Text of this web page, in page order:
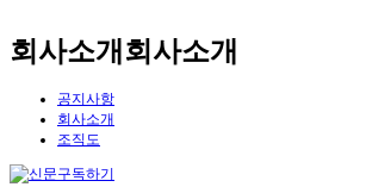
회사소개 회사소개
공지사항
회사소개
조직도